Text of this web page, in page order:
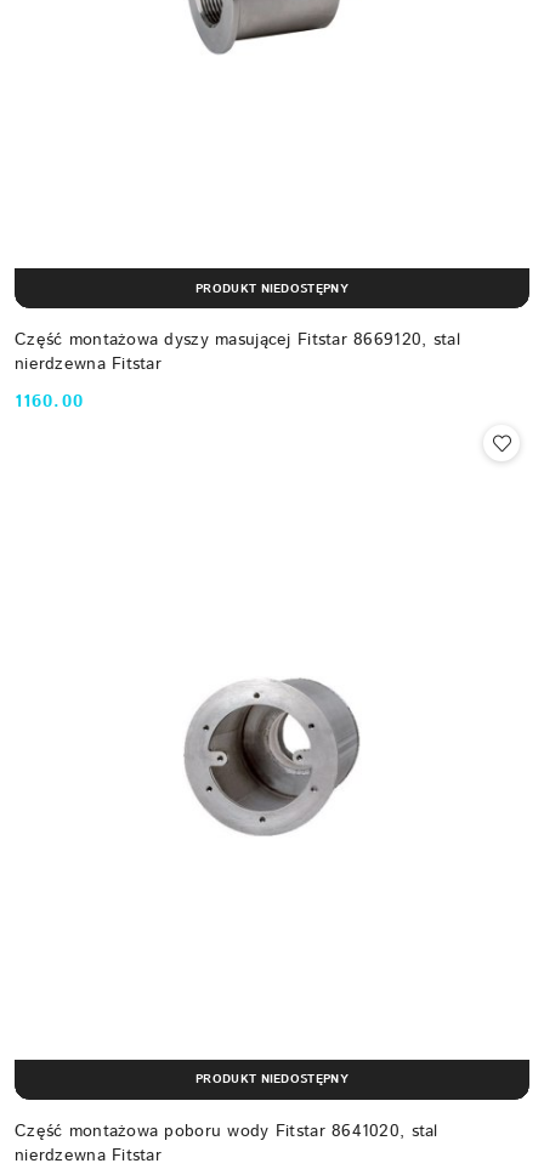
Część montażowa dyszy masującej Fitstar 8669120, stal
nierdzewna Fitstar
Cena:
1160.00
PRODUKT NIEDOSTĘPNY
Część montażowa poboru wody Fitstar 8641020, stal
nierdzewna Fitstar
PRODUKT NIEDOSTĘPNY